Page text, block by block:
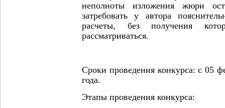
неполноты изложения жюри
затребовать у автора
расчеты, без получения
рассматриваться.
Сроки проведения конкурса: с 05
года.
Этапы проведения конкурса: